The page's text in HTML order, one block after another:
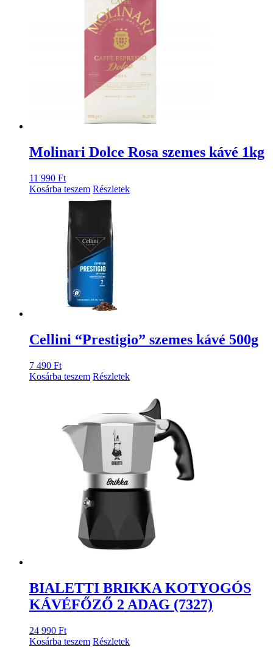
Molinari Dolce Rosa szemes kávé 1kg
11 990 Ft
Kosárba teszem Részletek
Cellini “Prestigio” szemes kávé 500g
7 490 Ft
Kosárba teszem Részletek
BIALETTI BRIKKA KOTYOGÓS
KÁVÉFŐZŐ 2 ADAG (7327)
24 990 Ft
Kosárba teszem Részletek